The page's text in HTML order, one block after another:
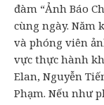
đàm “Ảnh Báo
cùng ngày. Năm
và phóng viên
vực thực hành
Elan, Nguyễn
Phạm. Nếu như